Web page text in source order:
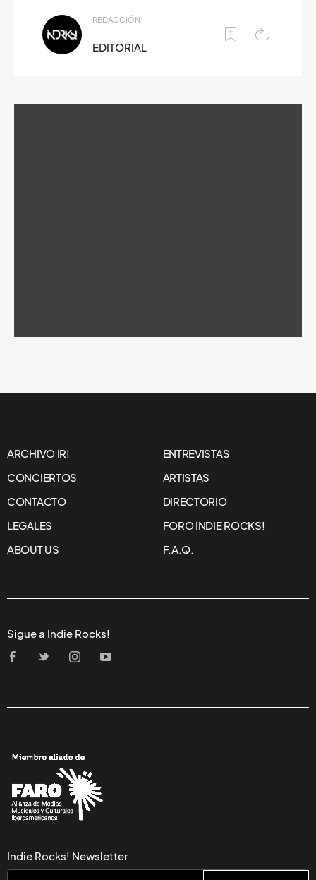
REDACCIÓN:
EDITORIAL
ARCHIVO IR!
ENTREVISTAS
CONCIERTOS
ARTISTAS
CONTACTO
DIRECTORIO
LEGALES
FORO INDIE ROCKS!
ABOUT US
F.A.Q.
Sigue a Indie Rocks!
Indie Rocks! Newsletter